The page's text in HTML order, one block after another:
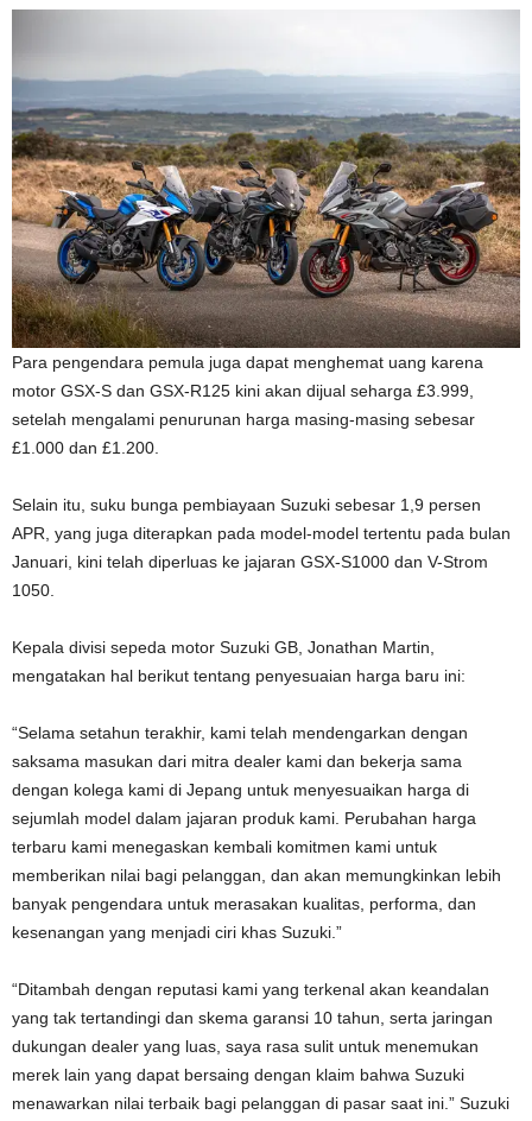
Para pengendara pemula juga dapat menghemat uang karena
motor GSX-S dan GSX-R125 kini akan dijual seharga £3.999,
setelah mengalami penurunan harga masing-masing sebesar
£1.000 dan £1.200.
Selain itu, suku bunga pembiayaan Suzuki sebesar 1,9 persen
APR, yang juga diterapkan pada model-model tertentu pada bulan
Januari, kini telah diperluas ke jajaran GSX-S1000 dan V-Strom
1050.
Kepala divisi sepeda motor Suzuki GB, Jonathan Martin,
mengatakan hal berikut tentang penyesuaian harga baru ini:
“Selama setahun terakhir, kami telah mendengarkan dengan
saksama masukan dari mitra dealer kami dan bekerja sama
dengan kolega kami di Jepang untuk menyesuaikan harga di
sejumlah model dalam jajaran produk kami. Perubahan harga
terbaru kami menegaskan kembali komitmen kami untuk
memberikan nilai bagi pelanggan, dan akan memungkinkan lebih
banyak pengendara untuk merasakan kualitas, performa, dan
kesenangan yang menjadi ciri khas Suzuki.”
“Ditambah dengan reputasi kami yang terkenal akan keandalan
yang tak tertandingi dan skema garansi 10 tahun, serta jaringan
dukungan dealer yang luas, saya rasa sulit untuk menemukan
merek lain yang dapat bersaing dengan klaim bahwa Suzuki
menawarkan nilai terbaik bagi pelanggan di pasar saat ini.” Suzuki